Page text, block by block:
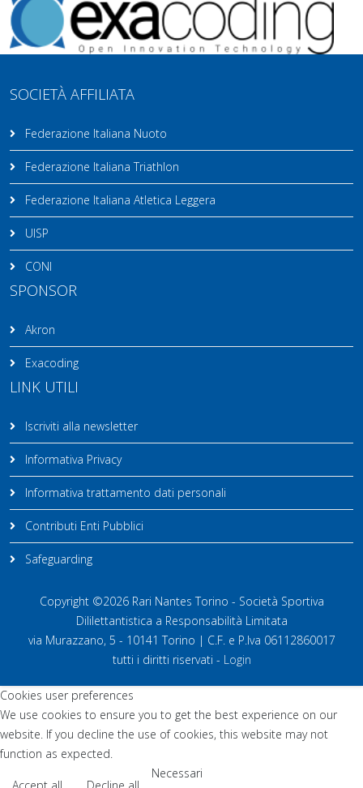
SOCIETÀ AFFILIATA
Federazione Italiana Nuoto
Federazione Italiana Triathlon
Federazione Italiana Atletica Leggera
UISP
CONI
SPONSOR
Akron
Exacoding
LINK UTILI
Iscriviti alla newsletter
Informativa Privacy
Informativa trattamento dati personali
Contributi Enti Pubblici
Safeguarding
Copyright ©2026 Rari Nantes Torino - Società Sportiva
Dililettantistica a Responsabilità Limitata
via Murazzano, 5 - 10141 Torino | C.F. e P.Iva 06112860017
tutti i diritti riservati - Login
Cookies user preferences
We use cookies to ensure you to get the best experience on our
website. If you decline the use of cookies, this website may not
function as expected.
Necessari